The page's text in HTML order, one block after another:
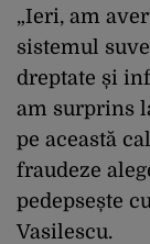
„Ieri, am
sistemul
dreptate și
am surprins
pe această
fraudeze
pedepsește
Vasilescu.